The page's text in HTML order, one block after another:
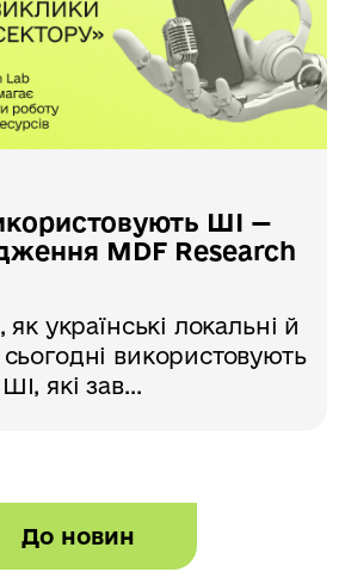
ШІ —
MDF Research
як українські локальні й
використовують
які зав...
До новин